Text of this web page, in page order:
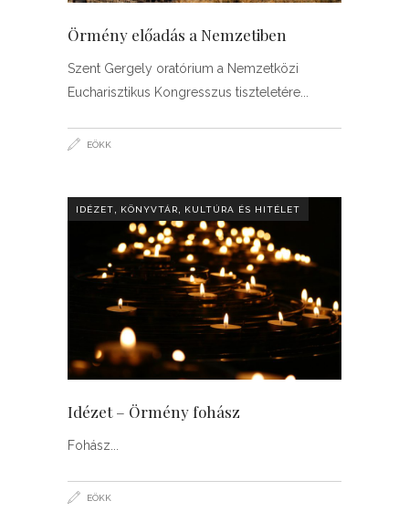
Örmény előadás a Nemzetiben
Szent Gergely oratórium a Nemzetközi
Eucharisztikus Kongresszus tiszteletére
EÖKK
IDÉZET KÖNYVTÁR KULTÚRA ÉS HITÉLET
Idézet – Örmény fohász
Fohász
EÖKK